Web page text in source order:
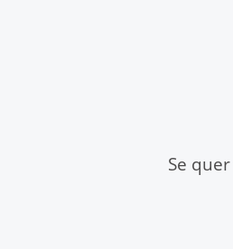
Se